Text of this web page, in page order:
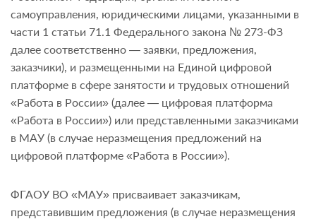
самоуправления, юридическими лицами, указанными в
части 1 статьи 71.1 Федерального закона № 273-ФЗ
далее соответственно — заявки, предложения,
заказчики), и размещенными на Единой цифровой
платформе в сфере занятости и трудовых отношений
«Работа в России» (далее — цифровая платформа
«Работа в России») или представленными заказчиками
в МАУ (в случае неразмещения предложений на
цифровой платформе «Работа в России»).
ФГАОУ ВО «МАУ» присваивает заказчикам,
представившим предложения (в случае неразмещения